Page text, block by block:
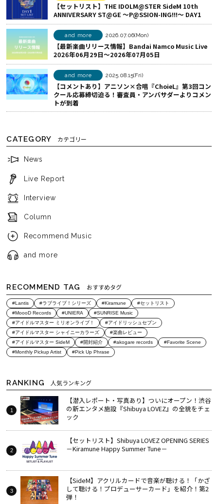
ェ
ア
す
る
【セットリスト】THE IDOLM@STER SideM 10th
ANNIVERSARY ST@GE ～P@SSION-ING!!!～ DAY1
and more 2026.07.06(Mon)
【最新楽曲リリース情報】Bandai Namco Music Live
2026年06月29日～2026年07月05日
and more 2025.08.15(Fri)
【コメントあり】アニソン×合唱『ChoieL』第3回コン
クール応募締切迫る！審査員・アンバサダーよりコメン
トが到着
CATEGORY カテゴリー
News
Live Report
Interview
Column
Recommend Music
and more
RECOMMEND TAG おすすめタグ
#Lantis #ラブライブ！シリーズ #Kiramune
#セットリスト
#MoooD Records
#UNIERA
#SUNRISE Music
#アイドルマスター ミリオンライブ！
#アイドリッシュセブン
#アイドルマスター シャイニーカラーズ
#楽曲レビュー
#アイドルマスター SideM
#開封紹介 #akogare records
#Favorite Scene
#Monthly Pickup Artist
#Pick Up Phrase
RANKING 人気ランキング
【潜入レポート・写真あり】ついにオープン！渋谷
の新エンタメ施設『Shibuya LOVEZ』の全貌をチェ
ック
【セットリスト】Shibuya LOVEZ OPENING SERIES
－Kiramune Happy Summer Tune－
【SideM】アクリルカードで音楽が聴ける！「かざ
して聴ける！プロデューサーカード」を紹介！第2
弾！